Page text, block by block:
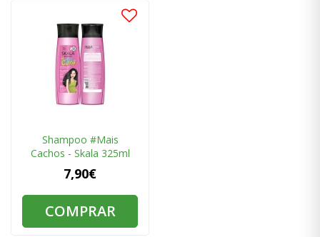
Shampoo #Mais
Cachos - Skala 325ml
7,90€
COMPRAR